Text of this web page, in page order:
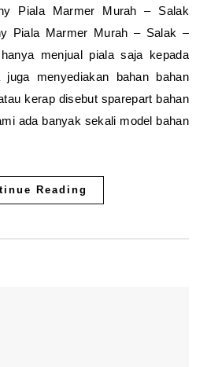
Piala Marmer Murah – Salak –
menjual piala saja kepada
menyediakan bahan bahan
kerap disebut sparepart bahan
ada banyak sekali model bahan
Reading